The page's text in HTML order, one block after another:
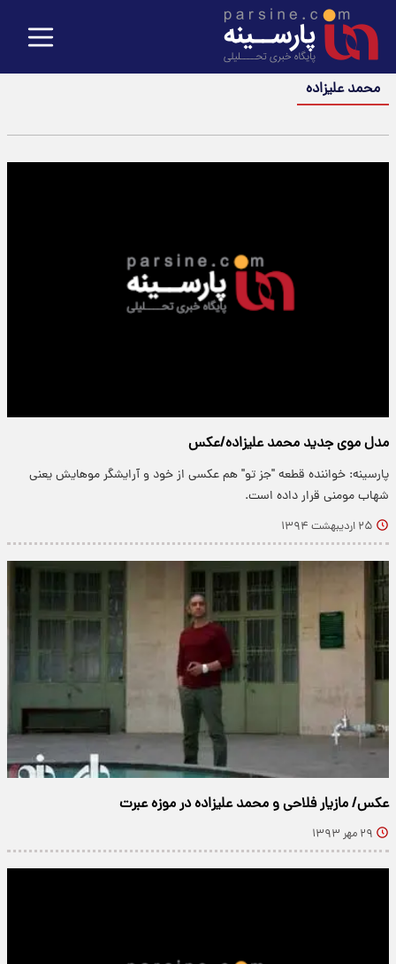
محمد علیزاده
مدل موی جدید محمد علیزاده/عکس
پارسینه: خواننده قطعه "جز تو" هم عکسی از خود و آرایشگر مو‌هایش یعنی
شهاب مومنی قرار داده است.
۲۵ اردیبهشت ۱۳۹۴
عکس/ مازیار فلاحی و محمد علیزاده در موزه عبرت
۲۹ مهر ۱۳۹۳